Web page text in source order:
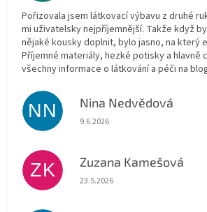
Pořizovala jsem látkovací výbavu z druhé
mi uživatelsky nejpříjemnější. Takže když
nějaké kousky doplnit, bylo jasno, na který
Příjemné materiály, hezké potisky a hlavně
všechny informace o látkování a péči na
NN Nina Nedvědová
Hodnocení obchodu je 5 z 5
9.6.2026
ZK Zuzana Kamešová
Hodnocení obchodu je 5 z 5
23.5.2026